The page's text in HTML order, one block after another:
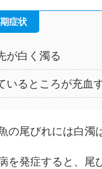
症状
が白く濁る
いるところが充血
の尾びれには白濁
を発症すると、尾